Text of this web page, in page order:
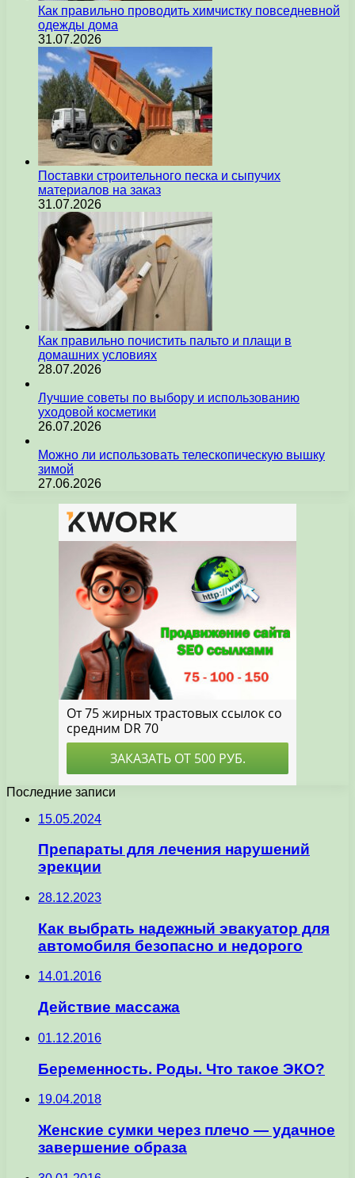
Как правильно проводить химчистку повседневной
одежды дома
31.07.2026
Поставки строительного песка и сыпучих
материалов на заказ
31.07.2026
Как правильно почистить пальто и плащи в
домашних условиях
28.07.2026
Лучшие советы по выбору и использованию
уходовой косметики
26.07.2026
Можно ли использовать телескопическую вышку
зимой
27.06.2026
Последние записи
15.05.2024
Препараты для лечения нарушений
эрекции
28.12.2023
Как выбрать надежный эвакуатор для
автомобиля безопасно и недорого
14.01.2016
Действие массажа
01.12.2016
Беременность. Роды. Что такое ЭКО?
19.04.2018
Женские сумки через плечо — удачное
завершение образа